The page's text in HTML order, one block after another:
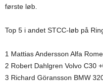
første løb.
Top 5 i andet STCC-løb på
1 Mattias Andersson Alfa
2 Robert Dahlgren Volvo C30
3 Richard Göransson BMW